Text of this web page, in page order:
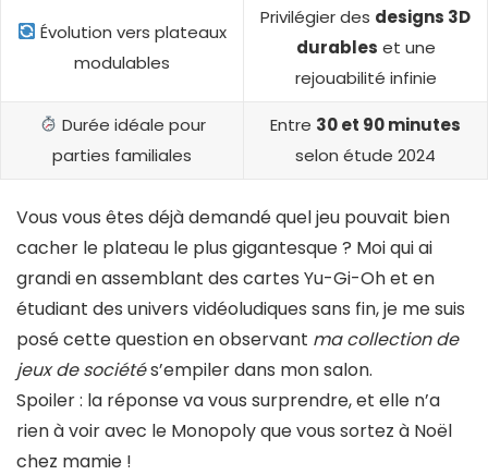
Évolution vers plateaux
modulables
Privilégier des designs 3D
durables et une
rejouabilité infinie
Durée idéale pour
parties familiales
Entre 30 et 90 minutes
selon étude 2024
Vous vous êtes déjà demandé quel jeu pouvait bien
cacher le plateau le plus gigantesque ? Moi qui ai
grandi en assemblant des cartes Yu-Gi-Oh et en
étudiant des univers vidéoludiques sans fin, je me suis
posé cette question en observant ma collection de
jeux de sociétés’empiler dans mon salon.
Spoiler : la réponse va vous surprendre, et elle n’a
rien à voir avec le Monopoly que vous sortez à Noël
chez mamie !